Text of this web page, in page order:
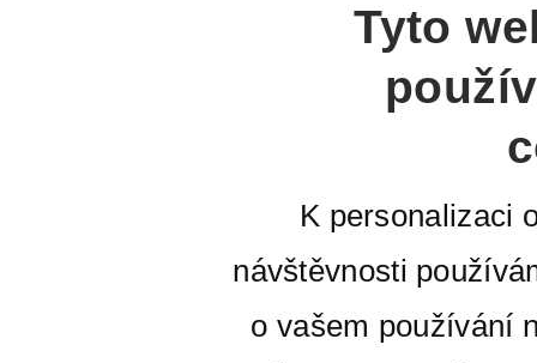
Tyto
K personalizaci
návštěvnosti
o vašem používání